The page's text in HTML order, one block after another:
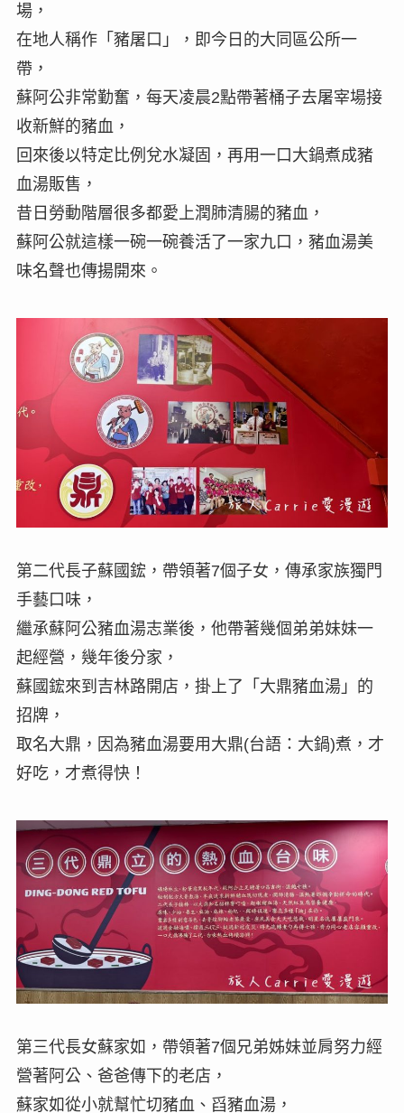
場，
在地人稱作「豬屠口」，即今日的大同區公所一
帶，
蘇阿公非常勤奮，每天凌晨2點帶著桶子去屠宰場接
收新鮮的豬血，
回來後以特定比例兌水凝固，再用一口大鍋煮成豬
血湯販售，
昔日勞動階層很多都愛上潤肺清腸的豬血，
蘇阿公就這樣一碗一碗養活了一家九口，豬血湯美
味名聲也傳揚開來。
第二代長子蘇國鋐，帶領著7個子女，傳承家族獨門
手藝口味，
繼承蘇阿公豬血湯志業後，他帶著幾個弟弟妹妹一
起經營，幾年後分家，
蘇國鋐來到吉林路開店，掛上了「大鼎豬血湯」的
招牌，
取名大鼎，因為豬血湯要用大鼎(台語：大鍋)煮，才
好吃，才煮得快！
第三代長女蘇家如，帶領著7個兄弟姊妹並肩努力經
營著阿公、爸爸傳下的老店，
蘇家如從小就幫忙切豬血、舀豬血湯，